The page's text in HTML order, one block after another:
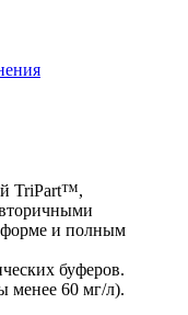
TriPart™,
форме и полным
буферов.
менее 60 мг/л).